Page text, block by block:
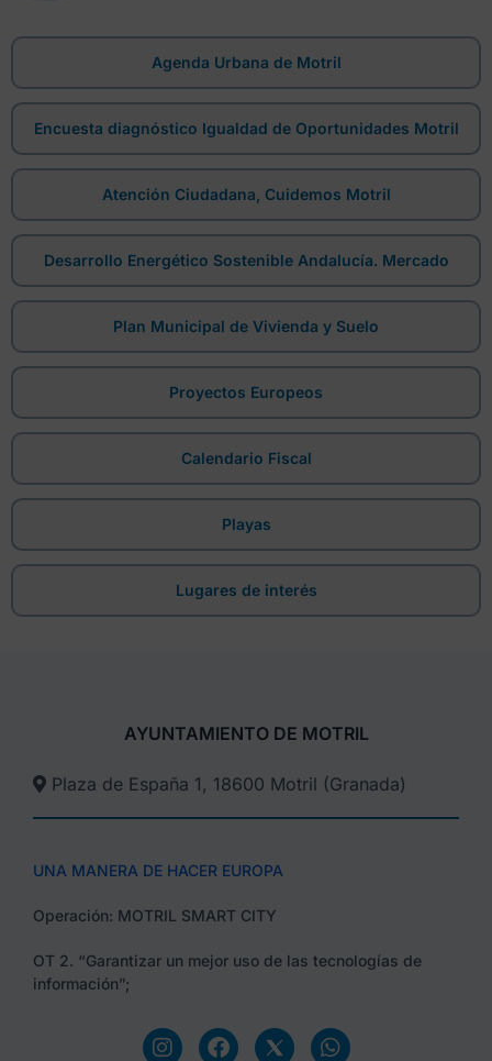
Agenda Urbana de Motril
Encuesta diagnóstico Igualdad de Oportunidades Motril
Atención Ciudadana, Cuidemos Motril
Desarrollo Energético Sostenible Andalucía. Mercado
Plan Municipal de Vivienda y Suelo
Proyectos Europeos
Calendario Fiscal
Playas
Lugares de interés
AYUNTAMIENTO DE MOTRIL
Plaza de España 1, 18600 Motril (Granada)​
UNA MANERA DE HACER EUROPA
Operación: MOTRIL SMART CITY
OT 2. “Garantizar un mejor uso de las tecnologías de
información”;